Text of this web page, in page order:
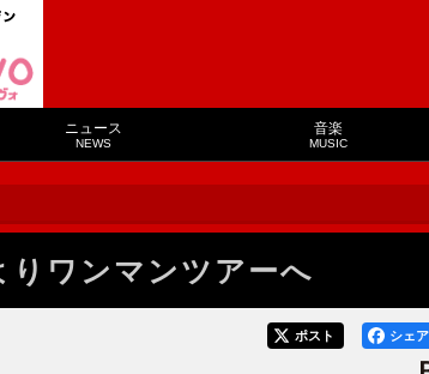
ニュース
NEWS
音楽
MUSIC
りワンマンツアーへ
シェア
ポスト